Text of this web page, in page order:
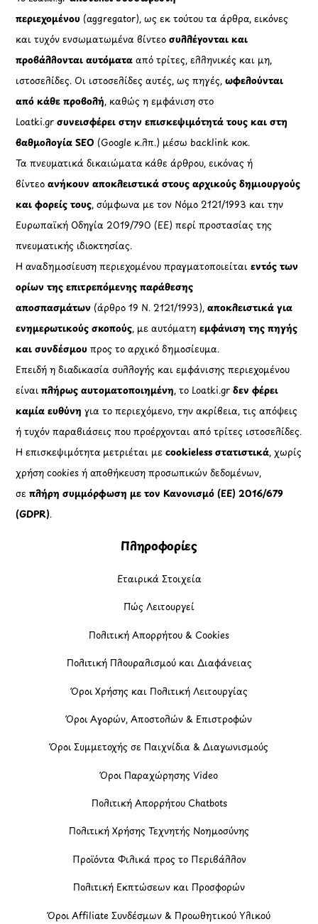
περιεχομένου (aggregator), ως εκ τούτου τα άρθρα, εικόνες
και τυχόν ενσωματωμένα βίντεοσυλλέγονται και
προβάλλονται αυτόματααπό τρίτες, ελληνικές και μη,
ιστοσελίδες. Οι ιστοσελίδες αυτές, ως πηγές,ωφελούνται
από κάθε προβολή, καθώς η εμφάνιση στο
Loatki.gr συνεισφέρει στην επισκεψιμότητά τους και στη
βαθμολογία SEO (Google κ.λπ.) μέσω backlink κοκ.
Τα πνευματικά δικαιώματα κάθε άρθρου, εικόνας ή
βίντεοανήκουν αποκλειστικά στους αρχικούς δημιουργούς
και φορείς τους, σύμφωνα με τον Νόμο 2121/1993 και την
Ευρωπαϊκή Οδηγία 2019/790 (ΕΕ) περί προστασίας της
πνευματικής ιδιοκτησίας.
Η αναδημοσίευση περιεχομένου πραγματοποιείταιεντός των
ορίων της επιτρεπόμενης παράθεσης
αποσπασμάτων (άρθρο 19 Ν. 2121/1993), αποκλειστικά για
ενημερωτικούς σκοπούς, με αυτόματηεμφάνιση της πηγής
και συνδέσμου προς το αρχικό δημοσίευμα.
Επειδή η διαδικασία συλλογής και εμφάνισης περιεχομένου
είναιπλήρως αυτοματοποιημένη, το Loatki.grδεν φέρει
καμία ευθύνη για το περιεχόμενο, την ακρίβεια, τις απόψεις
ή τυχόν παραβιάσεις που προέρχονται από τρίτες ιστοσελίδες.
Η επισκεψιμότητα μετριέται μεcookieless στατιστικά, χωρίς
χρήση cookies ή αποθήκευση προσωπικών δεδομένων,
σεπλήρη συμμόρφωση με τον Κανονισμό (ΕΕ) 2016/679
(GDPR).
Πληροφορίες
Εταιρικά Στοιχεία
Πώς Λειτουργεί
Πολιτική Απορρήτου & Cookies
Πολιτική Πλουραλισμού και Διαφάνειας
Όροι Χρήσης και Πολιτική Λειτουργίας
Όροι Αγορών, Αποστολών & Επιστροφών
Όροι Συμμετοχής σε Παιχνίδια & Διαγωνισμούς
Όροι Παραχώρησης Video
Πολιτική Απορρήτου Chatbots
Πολιτική Χρήσης Τεχνητής Νοημοσύνης
Προϊόντα Φιλικά προς το Περιβάλλον
Πολιτική Εκπτώσεων και Προσφορών
Όροι Affiliate Συνδέσμων & Προωθητικού Υλικού